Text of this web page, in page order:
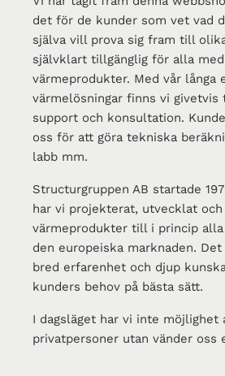
det för de kunder som vet vad
själva vill prova sig fram till
självklart tillgänglig för alla
värmeprodukter. Med vår långa
värmelösningar finns vi givetvis
support och konsultation.
oss för att göra tekniska
labb mm.
Structurgruppen AB startade
har vi projekterat, utvecklat
värmeprodukter till i princip
den europeiska marknaden.
bred erfarenhet och djup
kunders behov på bästa sätt.
I dagsläget har vi inte möjlighet
privatpersoner utan vänder oss